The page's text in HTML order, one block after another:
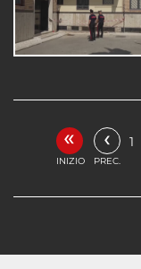
«
INIZIO
‹
PREC.
1